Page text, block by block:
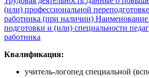
(или) профессиональной
работника (при наличии) Наименование
подготовки и (или) специальности
работника
Квалификация:
учитель-логопед специальной